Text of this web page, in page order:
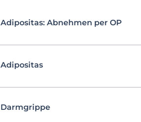
Adipositas: Abnehmen per OP
Adipositas
Darmgrippe